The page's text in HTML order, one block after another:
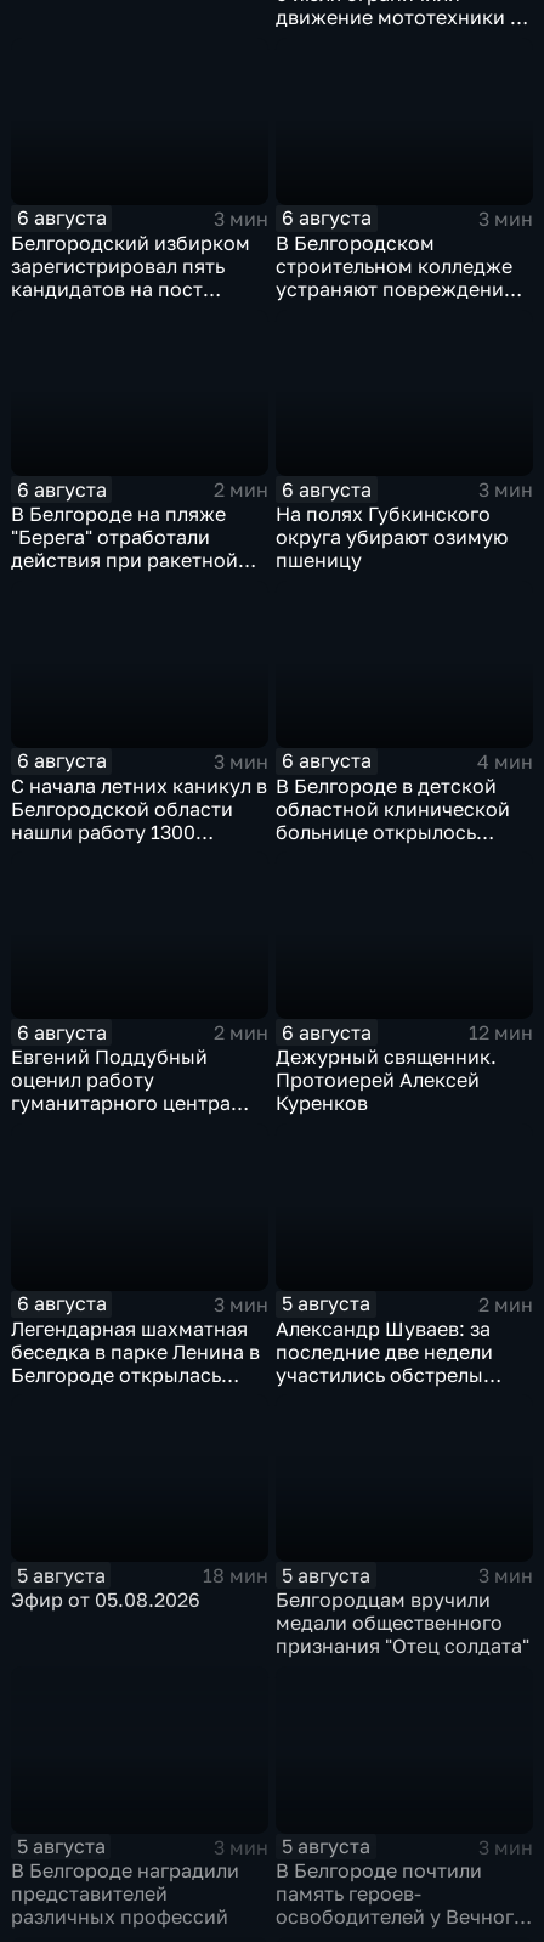
движение мототехники в
6 августа
3 мин
Белгородский избирком
зарегистрировал пять
кандидатов на пост
6 августа
3 мин
В Белгородском
строительном колледже
устраняют повреждения
6 августа
2 мин
В Белгороде на пляже
"Берега" отработали
действия при ракетной
6 августа
3 мин
На полях Губкинского
округа убирают озимую
пшеницу
6 августа
3 мин
С начала летних каникул в
Белгородской области
нашли работу 1300
6 августа
4 мин
В Белгороде в детской
областной клинической
больнице открылось
6 августа
2 мин
Евгений Поддубный
оценил работу
гуманитарного центра
6 августа
12 мин
Дежурный священник.
Протоиерей Алексей
Куренков
6 августа
3 мин
Легендарная шахматная
беседка в парке Ленина в
Белгороде открылась
5 августа
2 мин
Александр Шуваев: за
последние две недели
участились обстрелы
5 августа
18 мин
Эфир от 05.08.2026
5 августа
3 мин
Белгородцам вручили
медали общественного
признания "Отец солдата"
5 августа
3 мин
В Белгороде наградили
представителей
различных профессий
5 августа
3 мин
В Белгороде почтили
память героев-
освободителей у Вечного